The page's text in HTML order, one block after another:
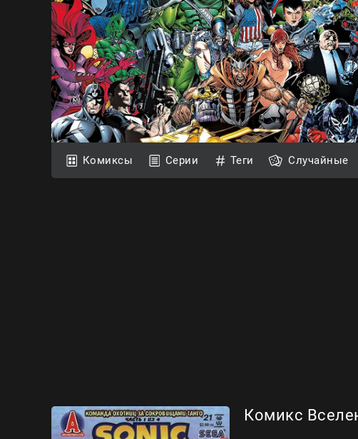
Комиксы Серии Теги Случайные
Комикс